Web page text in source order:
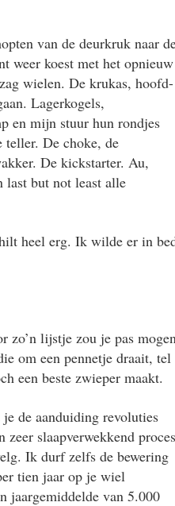
van de deurkruk naar
weer koest met het opnieuw
wielen. De krukas, hoofd-
Lagerkogels,
en mijn stuur hun rondjes
De choke, de
De kickstarter. Au,
last but not least alle
heel erg. Ik wilde er in
zo’n lijstje zou je pas
om een pennetje draait, tel
een beste zwieper maakt.
de aanduiding revoluties
slaapverwekkend proces
Ik durf zelfs de bewering
tien jaar op je wiel
jaargemiddelde van 5.000